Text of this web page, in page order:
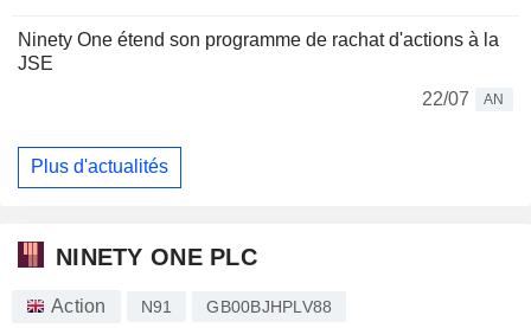
Ninety One étend son programme de rachat d'actions à la
JSE
22/07
AN
Plus d'actualités
NINETY ONE PLC
Action N91 GB00BJHPLV88